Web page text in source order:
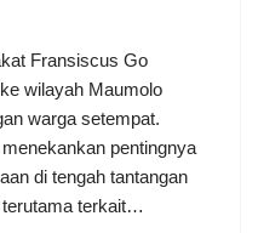
Fransiscus Go
wilayah Maumolo
warga setempat.
pentingnya
di tengah tantangan
terutama terkait…